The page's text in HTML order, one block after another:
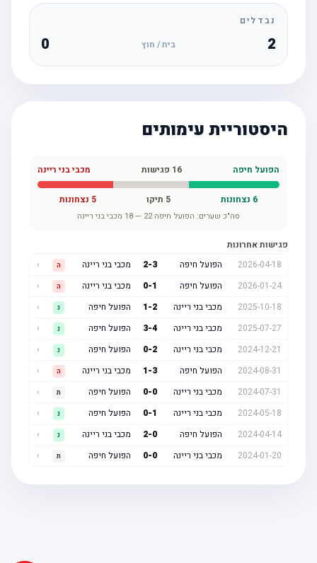
נבדלים
בית / חוץ
היסטוריית עימותים
הפועל חיפה 16פגישות מכבי בני ריינה
נצחונות תיקו נצחונות
סה"כ שערים:הפועל חיפה 22
—
18 מכבי בני ריינה
פגישות אחרונות
2026-04-18
הפועל חיפה 2 מכבי בני ריינה
2026-01-24
הפועל חיפה 0 מכבי בני ריינה
2025-10-18
מכבי בני ריינה 1 הפועל חיפה
2025-07-27
מכבי בני ריינה 3 הפועל חיפה
2024-12-21
מכבי בני ריינה 0 הפועל חיפה
2024-08-31
הפועל חיפה 1 מכבי בני ריינה
2024-07-31
מכבי בני ריינה 0 הפועל חיפה
2024-05-18
מכבי בני ריינה 0 הפועל חיפה
2024-04-14
הפועל חיפה 2 מכבי בני ריינה
2024-01-20
מכבי בני ריינה 0 הפועל חיפה